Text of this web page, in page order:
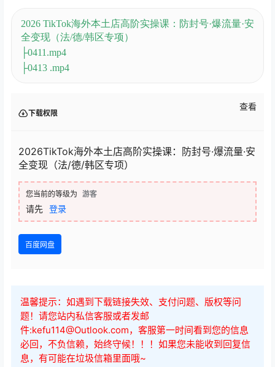
全变现（法/德/韩区专项）
├0411.mp4
├0413 .mp4
全变现（法/德/韩区专项）
您当前的等级为 游客
请先 登录
百度网盘
题！请您站内私信客服或者发邮
件:kefu114@Outlook.com，客服第一时间看到您的信息
必回，不负信赖，始终守候！！！如果您未能收到回复信
息，有可能在垃圾信箱里面哦~